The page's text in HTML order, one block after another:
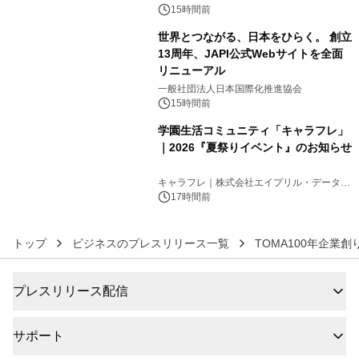
15時間前
世界とつながる、日本をひらく。 創立
13周年、JAPI公式Webサイトを全面
リニューアル
一般社団法人日本国際化推進協会
15時間前
学園生活コミュニティ「キャラフレ」
｜2026『夏祭りイベント』のお知らせ
キャラフレ｜株式会社エイプリル・データ・
デザインズ
17時間前
トップ ビジネスのプレスリリース一覧 TOMA100年企業創
プレスリリース配信
サポート